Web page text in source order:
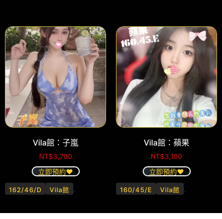
Vila館：子嵐
NT$3,700
立即預約❤️
162/46/D Vila館 .
Vila館：蘋果
NT$3,100
立即預約❤️
160/45/E Vila館 .